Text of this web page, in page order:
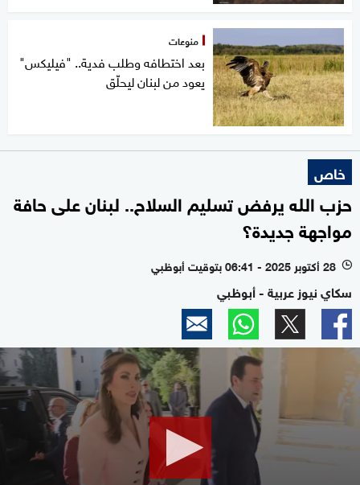
منوعات
بعد اختطافه وطلب فدية.. "فيليكس"
يعود من لبنان ليحلّق
خاص
حزب الله يرفض تسليم السلاح.. لبنان على حافة
مواجهة جديدة؟
l 28 أكتوبر 2025 - 06:41 بتوقيت أبوظبي
سكاي نيوز عربية - أبوظبي
0
seconds
of
2
minutes,